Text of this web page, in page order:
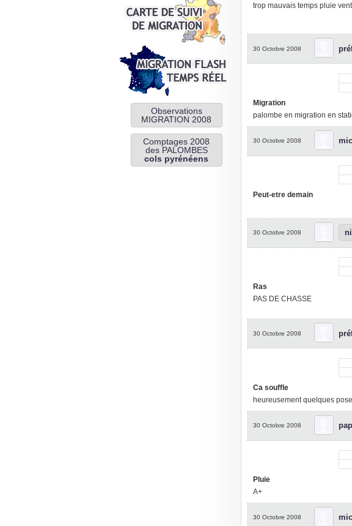
Observations
MIGRATION 2008
Comptages 2008
des PALOMBES
cols pyrénéens
trop mauvais temps pluie
30 Octobre 2008
Migration
palombe en migration en
30 Octobre 2008
Peut-etre demain
30 Octobre 2008
Ras
PAS DE CHASSE
30 Octobre 2008
Ca souffle
heureusement quelques
30 Octobre 2008
Pluie
A+
30 Octobre 2008